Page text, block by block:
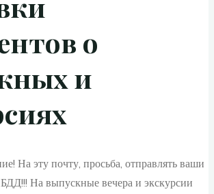
о
и
На эту почту, просьба, отправлять ваши
На выпускные вечера и экскурсии